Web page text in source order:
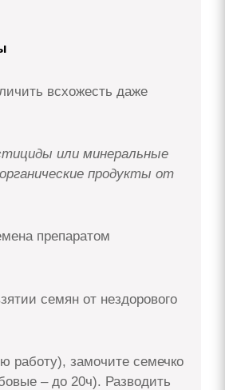
всхожесть даже
или минеральные
продукты от
препаратом
семян от нездорового
работу), замочите семечко
– до 20ч). Разводить